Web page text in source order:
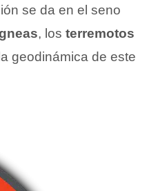
se da en el seno
, los terremotos
geodinámica de este